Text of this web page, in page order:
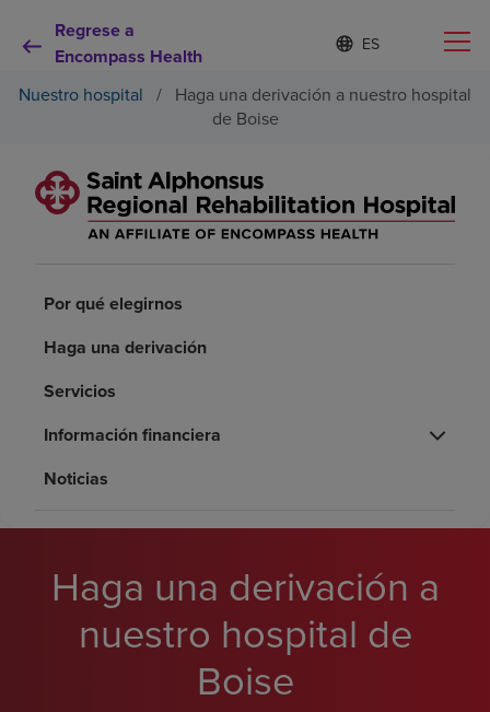
Regrese a
Encompass Health
Lista
de
contraída
d
o
l
e
c
Por qué debe elegirnos
Pacientes y cuidadores
Acerca de nosotros
Inversores
Nuestro hospital / Haga una derivación a nuestro hospital
de Boise
Por qué elegirnos
Haga una derivación
Servicios
Información financiera
Noticias
Haga una derivación a
nuestro hospital de
Boise